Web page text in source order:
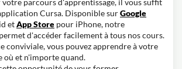
Cursa. Disponible surGoogle
etApp Store pour iPhone, notre
d'accéder facilement à tous nos cours.
conviviale, vous pouvez apprendre à votre
où et n'importe quand.